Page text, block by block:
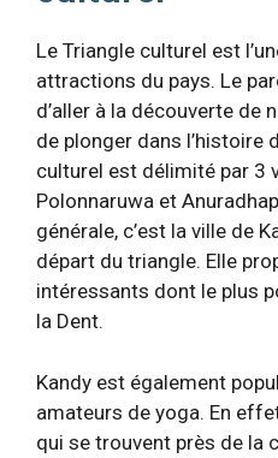
Le Triangle culturel est
attractions du pays. Le
d’aller à la découverte de
de plonger dans l’histoire
culturel est délimité par 3
Polonnaruwa et
générale, c’est la ville de
départ du triangle. Elle
intéressants dont le plus
la Dent.
Kandy est également
amateurs de yoga. En
qui se trouvent près de la